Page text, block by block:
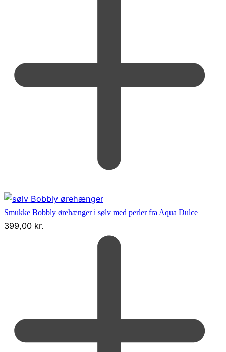
Smukke Bobbly ørehænger i sølv med perler fra Aqua Dulce
399,00 kr.